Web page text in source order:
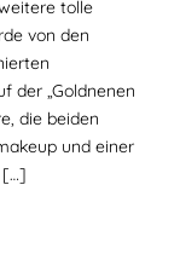
tolle
von den
der „Goldnenen
die beiden
und einer
[…]